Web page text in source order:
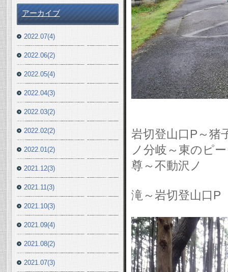
岩切登山口P～猪
ノ分岐～東のピ
尊～不動沢ノ
滝～岩切登山口P
アーカイブ
2022.07(4)
2022.06(2)
2022.05(4)
2022.04(3)
2022.03(2)
2022.02(2)
2022.01(2)
2021.12(3)
2021.11(3)
2021.10(3)
2021.09(4)
2021.08(2)
2021.07(3)